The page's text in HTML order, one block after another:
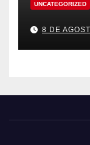
UNCATEGORIZED
8 DE